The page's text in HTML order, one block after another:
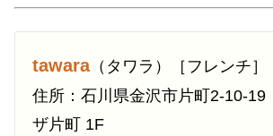
tawara（タワラ）［フレンチ］
住所：石川県金沢市片町2-10-19
ザ片町 1F